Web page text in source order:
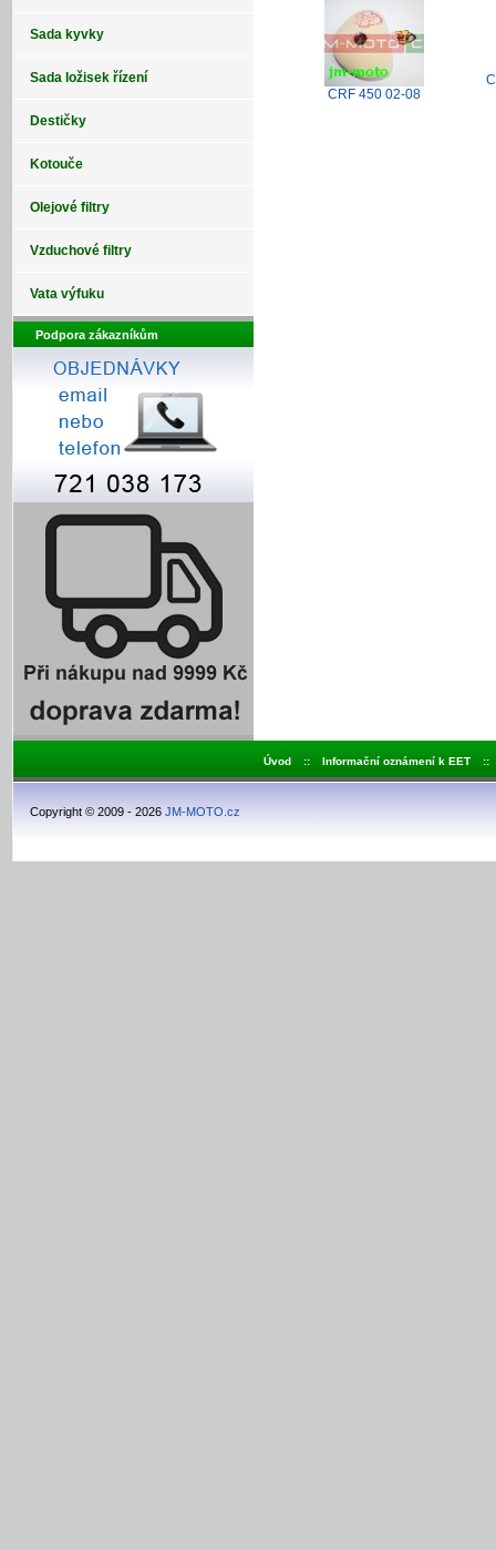
Sada kyvky
Sada ložisek řízení
Destičky
Kotouče
Olejové filtry
Vzduchové filtry
Vata výfuku
Podpora zákazníkům
CRF 450 02-08
Úvod :: Informační oznámení k EET ::
Copyright © 2009 - 2026 JM-MOTO.cz